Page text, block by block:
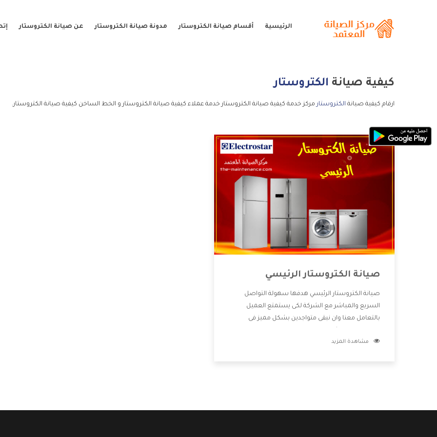
الرئيسية أقسام صيانة الكتروستار مدونة صيانة الكتروستار عن صيانة الكتروستار
كيفية صيانة الكتروستار
ارقام كيفية صيانة الكتروستار مركز خدمة كيفية صيانة الكتروستار خدمة عملاء كيفية صيانة الكتروستار و الخط الساخن كيفية صيانة الكتروستار.
صيانة الكتروستار الرئيسي
صيانة الكتروستار الرئيسي هدفها سهولة التواصل
السريع والمباشر مع الشركة لكى يستمتع العميل
بالتعامل معنا وان نبقى متواجدين بشكل مميز فى
للعميل وان يستمتع بالخدمات التى تنفرد الشركة بها
مشاهدة المزيد